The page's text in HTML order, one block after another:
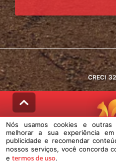
CRECI
©
Nós usamos cookies e outras
sua experiência em nossos
Nós usamos cookies e outras
melhorar a sua experiência
publicidade e recomendar
nossos serviços, você concorda
e termos de uso.